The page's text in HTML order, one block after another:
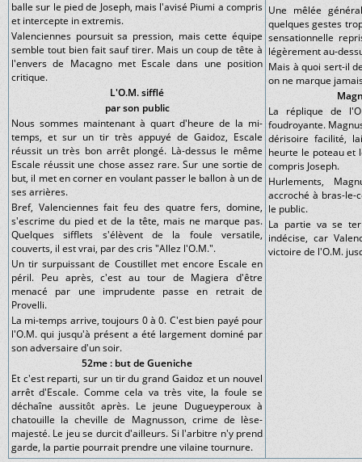
balle sur le pied de Joseph, mais l'avisé Piumi a compris
et intercepte in extremis.
Valenciennes poursuit sa pression, mais cette équipe
semble tout bien fait sauf tirer. Mais un coup de tête à
l'envers de Macagno met Escale dans une position
critique.
L'O.M. sifflé
par son public
Nous sommes maintenant à quart d'heure de la mi-
temps, et sur un tir très appuyé de Gaidoz, Escale
réussit un très bon arrêt plongé. Là-dessus le même
Escale réussit une chose assez rare. Sur une sortie de
but, il met en corner en voulant passer le ballon à un de
ses arrières.
Bref, Valenciennes fait feu des quatre fers, domine,
s'escrime du pied et de la tête, mais ne marque pas.
Quelques sifflets s'élèvent de la foule versatile,
couverts, il est vrai, par des cris "Allez l'O.M.".
Un tir surpuissant de Coustillet met encore Escale en
péril. Peu après, c'est au tour de Magiera d'être
menacé par une imprudente passe en retrait de
Provelli.
La mi-temps arrive, toujours 0 à 0. C'est bien payé pour
l'O.M. qui jusqu'à présent a été largement dominé par
son adversaire d'un soir.
52me : but de Gueniche
Et c'est reparti, sur un tir du grand Gaidoz et un nouvel
arrêt d'Escale. Comme cela va très vite, la foule se
déchaîne aussitôt après. Le jeune Dugueyperoux à
chatouille la cheville de Magnusson, crime de lèse-
majesté. Le jeu se durcit d'ailleurs. Si l'arbitre n'y prend
garde, la partie pourrait prendre une vilaine tournure.
Une mêlée
quelques gestes
sensationnelle
légèrement au-
Mais à quoi sert-il
on ne marque
La réplique de
foudroyante.
dérisoire facilité,
heurte le poteau et
compris Joseph.
Hurlements,
accroché à bras-le-
le public.
La partie va se
indécise, car
victoire de l'O.M.